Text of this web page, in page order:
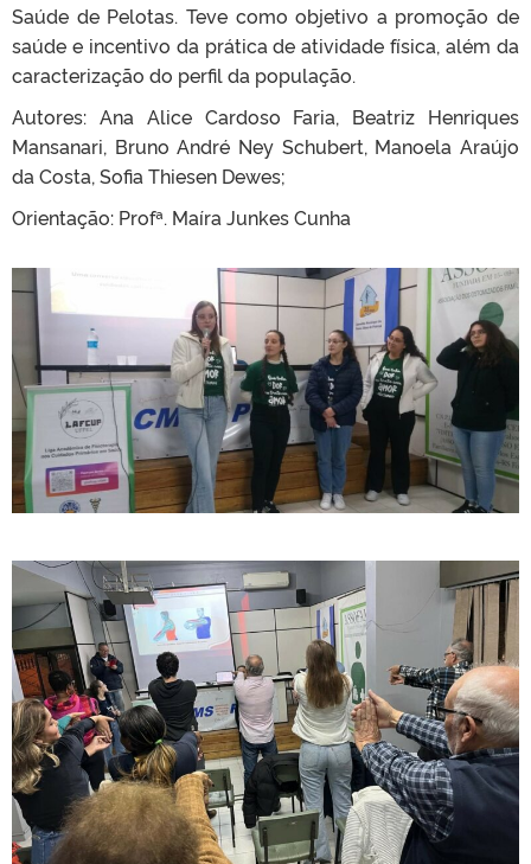
Saúde de Pelotas. Teve como objetivo a promoção de
saúde e incentivo da prática de atividade física, além da
caracterização do perfil da população.
Autores: Ana Alice Cardoso Faria, Beatriz Henriques
Mansanari, Bruno André Ney Schubert, Manoela Araújo
da Costa, Sofia Thiesen Dewes;
Orientação: Profª. Maíra Junkes Cunha